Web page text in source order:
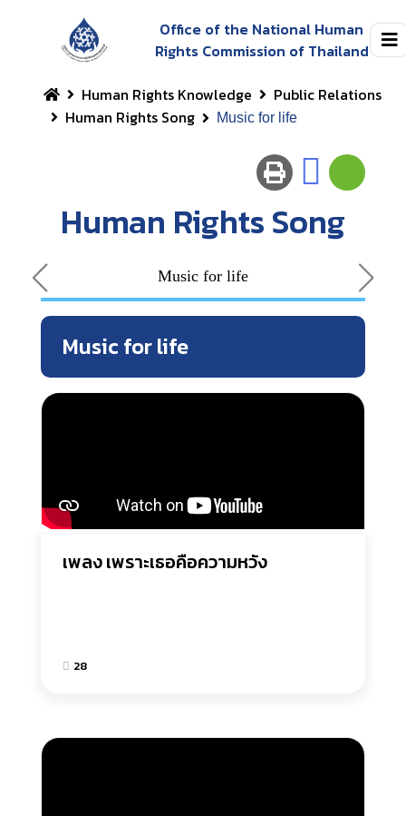
Office of the National Human
Rights Commission of Thailand
Human Rights Knowledge
Public Relations
Human Rights Song
Music for life
Human Rights Song
Music for life
Music for life
เพลง เพราะเธอคือความหวัง
28